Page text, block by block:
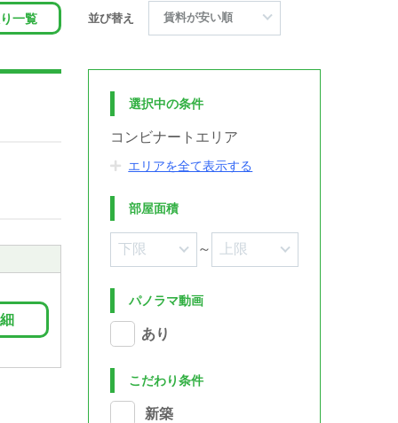
一覧 並び替え
選択中の条件
コンビナートエリア
エリアを全て表示する
部屋面積
～
パノラマ動画
あり
こだわり条件
新築